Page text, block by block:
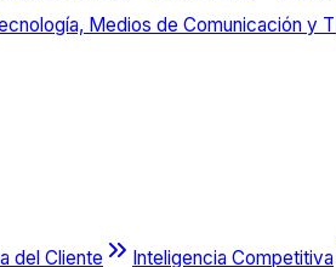
Medios de Comunicación y
del Cliente Inteligencia Competitiva